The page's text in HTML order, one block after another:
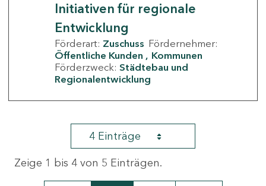
Initiativen für regionale
Entwicklung
Förderart: Zuschuss Fördernehmer:
Öffentliche Kunden
Kommunen
Förderzweck: Städtebau und
Regionalentwicklung
4 Einträge
Zeige 1 bis 4 von 5 Einträgen.